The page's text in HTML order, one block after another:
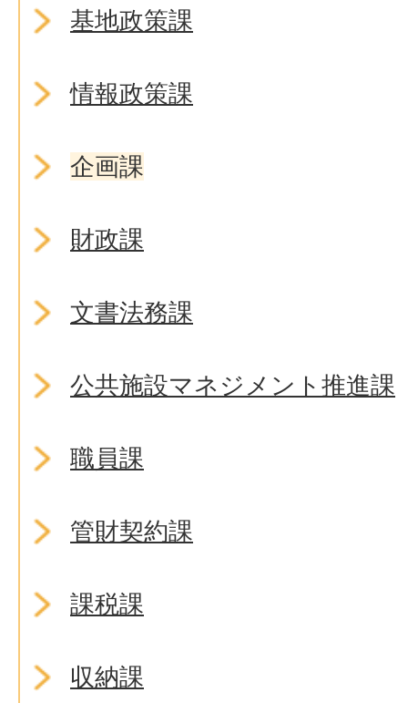
基地政策課
情報政策課
企画課
財政課
文書法務課
公共施設マネジメント推進課
職員課
管財契約課
課税課
収納課